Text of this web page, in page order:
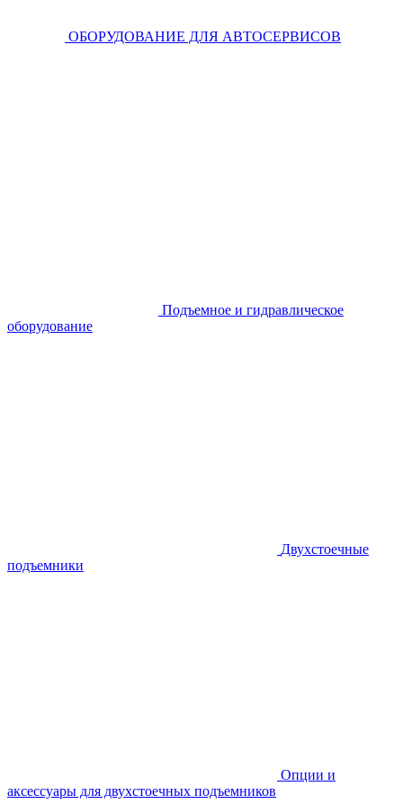
ОБОРУДОВАНИЕ ДЛЯ АВТОСЕРВИСОВ
Подъемное и гидравлическое
оборудование
Двухстоечные
подъемники
Опции и
аксессуары для двухстоечных подъемников